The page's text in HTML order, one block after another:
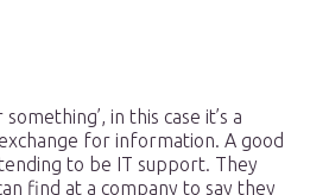
in this case it’s a
for information. A good
to be IT support. They
find at a company to say they